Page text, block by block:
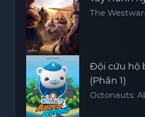
The
Đội cứu hộ
(Phần 1)
Octonauts: